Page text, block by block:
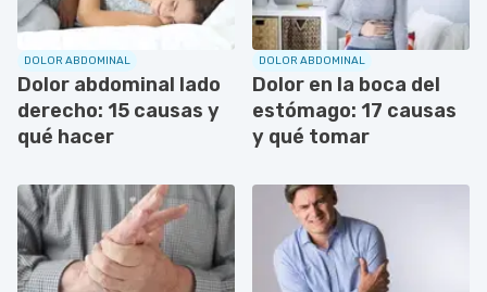
DOLOR ABDOMINAL
Dolor abdominal lado
derecho: 15 causas y
qué hacer
DOLOR ABDOMINAL
Dolor en la boca del
estómago: 17 causas
y qué tomar